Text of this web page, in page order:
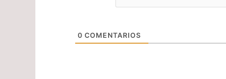
0 COMENTARIOS